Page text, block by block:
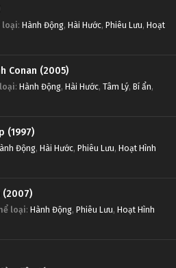
loại: Hành Động, Hài Hước, Phiêu Lưu, Hoạt
Conan (2005)
: Hành Động, Hài Hước, Tâm Lý, Bí ẩn,
(1997)
Động, Hài Hước, Phiêu Lưu, Hoạt Hình
(2007)
loại: Hành Động, Phiêu Lưu, Hoạt Hình